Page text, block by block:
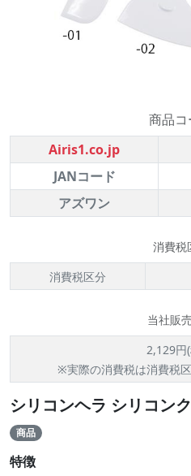
商品コ
Airis1.co.jp
JANコード
アズワン
消費税
消費税区分
当社販
2,129円
※実際の消費税は消費税
シリコンヘラ シリコン
商品
特徴